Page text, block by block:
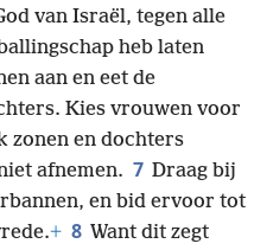
van Israël, tegen alle
heb laten
aan en eet de
Kies vrouwen voor
zonen en dochters
afnemen. 7 Draag bij
en bid ervoor tot
+ 8 Want dit zegt